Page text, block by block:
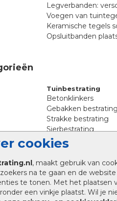
cookies
, maakt gebruik van
na te gaan en de
te tonen. Met het
een vinkje plaatst. Wil je
Legverbanden:
Voegen van
Keramische tegels
Opsluitbanden
Tuinbestrating
Betonklinkers
Gebakken bestrating
Strakke bestrating
Sierbestrating
Straatklinkers
Straatstenen
Trommelstenen
Tuinstenen
Waalformaat
Wildverband